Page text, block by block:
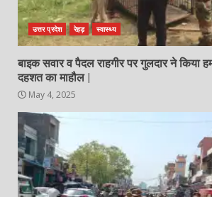
उत्तर प्रदेश रेहड़ स्वास्थ्य
बाइक सवार व पैदल राहगीर पर गुलदार ने किया
दहशत का माहौल |
May 4, 2025